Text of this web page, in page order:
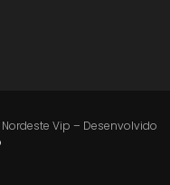
Vip – Desenvolvido